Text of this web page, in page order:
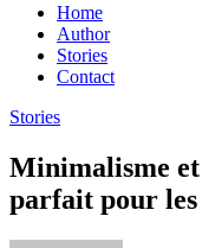
Home
Author
Stories
Contact
Stories
Minimalisme
parfait pour les